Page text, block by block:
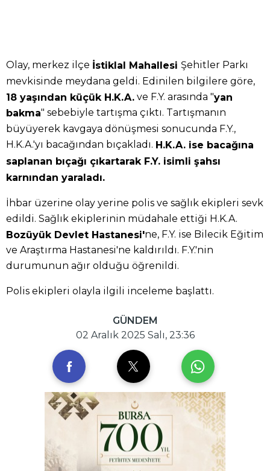
Olay, merkez ilçe İstiklal Mahallesi Şehitler Parkı
mevkisinde meydana geldi. Edinilen bilgilere göre,
18 yaşından küçük H.K.A. ve F.Y. arasında "yan
bakma" sebebiyle tartışma çıktı. Tartışmanın
büyüyerek kavgaya dönüşmesi sonucunda F.Y.,
H.K.A.'yı bacağından bıçakladı. H.K.A. ise bacağına
saplanan bıçağı çıkartarak F.Y. isimli şahsı
karnından yaraladı.
İhbar üzerine olay yerine polis ve sağlık ekipleri sevk
edildi. Sağlık ekiplerinin müdahale ettiği H.K.A.
Bozüyük Devlet Hastanesi'ne, F.Y. ise Bilecik Eğitim
ve Araştırma Hastanesi'ne kaldırıldı. F.Y.'nin
durumunun ağır olduğu öğrenildi.
Polis ekipleri olayla ilgili inceleme başlattı.
GÜNDEM
02 Aralık 2025 Salı, 23:36